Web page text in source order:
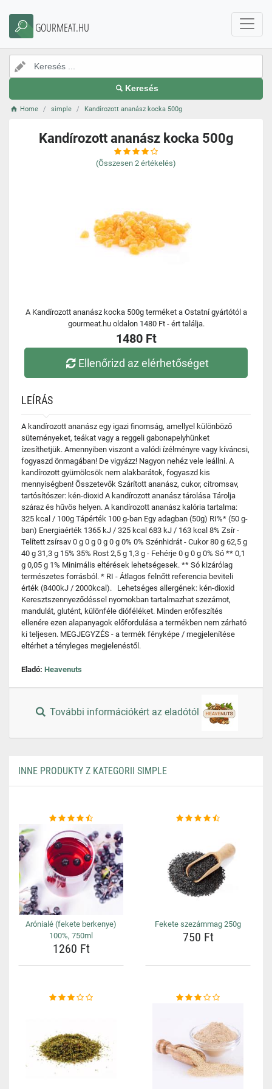
GOURMEAT.HU
Keresés
Home simple Kandírozott ananász kocka 500g
Kandírozott ananász kocka 500g
(Összesen 2 értékelés)
A Kandírozott ananász kocka 500g terméket a Ostatní gyártótól a
gourmeat.hu oldalon 1480 Ft - ért találja.
1480 Ft
Ellenőrizd az elérhetőséget
LEÍRÁS
A kandírozott ananász egy igazi finomság, amellyel különböző
süteményeket, teákat vagy a reggeli gabonapelyhünket
ízesíthetjük. Amennyiben viszont a valódi ízélményre vagy kíváncsi,
fogyaszd önmagában! De vigyázz! Nagyon nehéz vele leállni. A
kandírozott gyümölcsök nem alakbarátok, fogyaszd kis
mennyiségben! Összetevők Szárított ananász, cukor, citromsav,
tartósítószer: kén-dioxid A kandírozott ananász tárolása Tárolja
száraz és hűvös helyen. A kandírozott ananász kalória tartalma:
325 kcal / 100g Tápérték 100 g-ban Egy adagban (50g) RI%* (50 g-
ban) Energiaérték 1365 kJ / 325 kcal 683 kJ / 163 kcal 8% Zsír -
Telített zsírsav 0 g 0 g 0 g 0 g 0% 0% Szénhidrát - Cukor 80 g 62,5 g
40 g 31,3 g 15% 35% Rost 2,5 g 1,3 g - Fehérje 0 g 0 g 0% Só ** 0,1
g 0,05 g 1% Minimális eltérések lehetségesek. ** Só kizárólag
természetes forrásból. * RI - Átlagos felnőtt referencia beviteli
érték (8400kJ / 2000kcal). Lehetséges allergének: kén-dioxid
Keresztszennyeződéssel nyomokban tartalmazhat szezámot,
mandulát, glutént, különféle dióféléket. Minden erőfeszítés
ellenére ezen alapanyagok előfordulása a termékben nem zárható
ki teljesen. MEGJEGYZÉS - a termék fényképe / megjelenítése
eltérhet a tényleges megjelenéstől.
Eladó: Heavenuts
További információkért az eladótól
INNE PRODUKTY Z KATEGORII SIMPLE
Arónialé (fekete berkenye)
100%, 750ml
1260 Ft
Fekete szezámmag 250g
750 Ft